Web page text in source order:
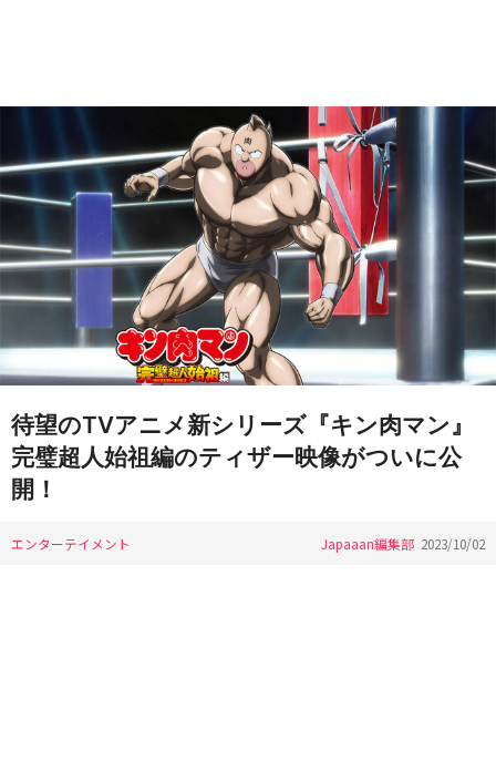
待望のTVアニメ新シリーズ『キン肉マン』
完璧超人始祖編のティザー映像がついに公
開！
エンターテイメント Japaaan編集部 2023/10/02